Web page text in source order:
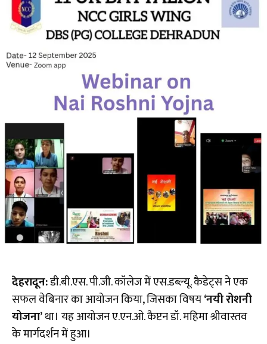
देहरादून:डी.बी.एस. पी.जी. कॉलेज में एस.डब्ल्यू. कैडेट्स ने एक
सफल वेबिनार का आयोजन किया, जिसका विषय‘नयी रोशनी
योजना’था। यह आयोजन ए.एन.ओ. कैप्टन डॉ. महिमा श्रीवास्तव
के मार्गदर्शन में हुआ।